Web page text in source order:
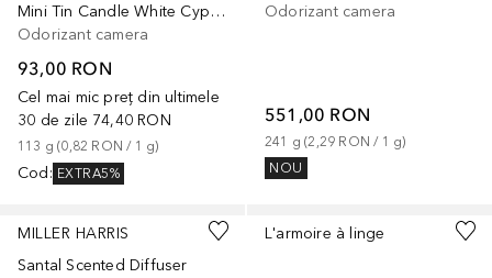
Mini Tin Candle White Cypress
Odorizant camera
93,00 RON
Cel mai mic preț din ultimele
30 de zile 74,40 RON
113 g (0,82 RON / 1 g)
Cod: EXTRA5%
Odorizant camera
551,00 RON
241 g (2,29 RON / 1 g)
NOU
MILLER HARRIS
Santal Scented Diffuser
L'armoire à linge